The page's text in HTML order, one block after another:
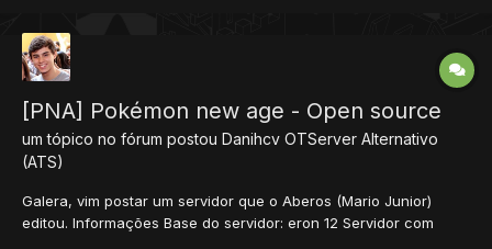
[PNA] Pokémon new age - Open source
um tópico no fórum postou Danihcv OTServer Alternativo
(ATS)
Galera, vim postar um servidor que o Aberos (Mario Junior)
editou. Informações Base do servidor: eron 12 Servidor com